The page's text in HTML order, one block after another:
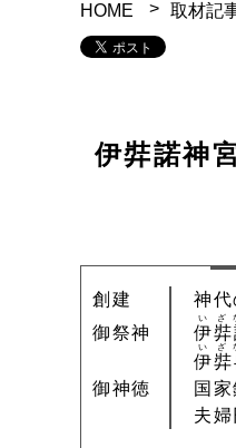
HOME 取材記
伊弉諾神
創建
神代
御祭神
伊弉
いざ
伊弉
いざ
御神徳
国
夫